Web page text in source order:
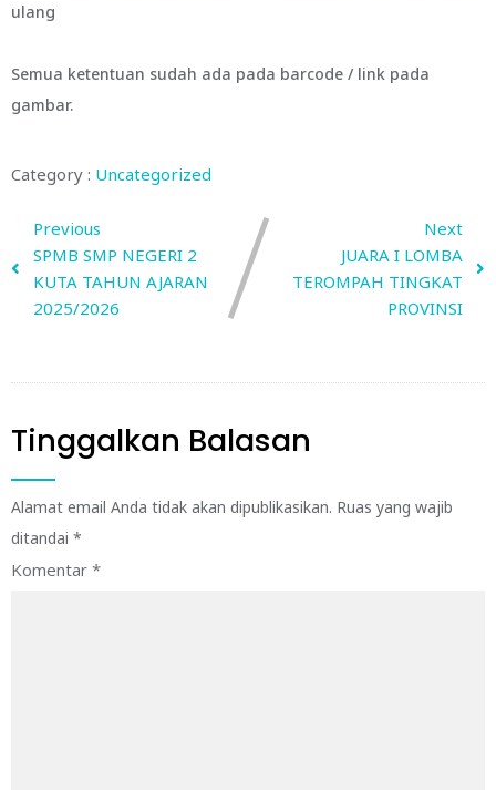
ulang
Semua ketentuan sudah ada pada barcode / link pada
gambar.
Category : Uncategorized
Previous
SPMB SMP NEGERI 2
KUTA TAHUN AJARAN
2025/2026
Next
JUARA I LOMBA
TEROMPAH TINGKAT
PROVINSI
Tinggalkan Balasan
Alamat email Anda tidak akan dipublikasikan. Ruas yang wajib
ditandai *
Komentar *